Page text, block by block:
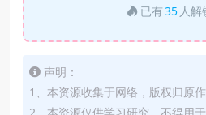
已有35 人解
声明：
1、本资源收集于网络，版权归原作